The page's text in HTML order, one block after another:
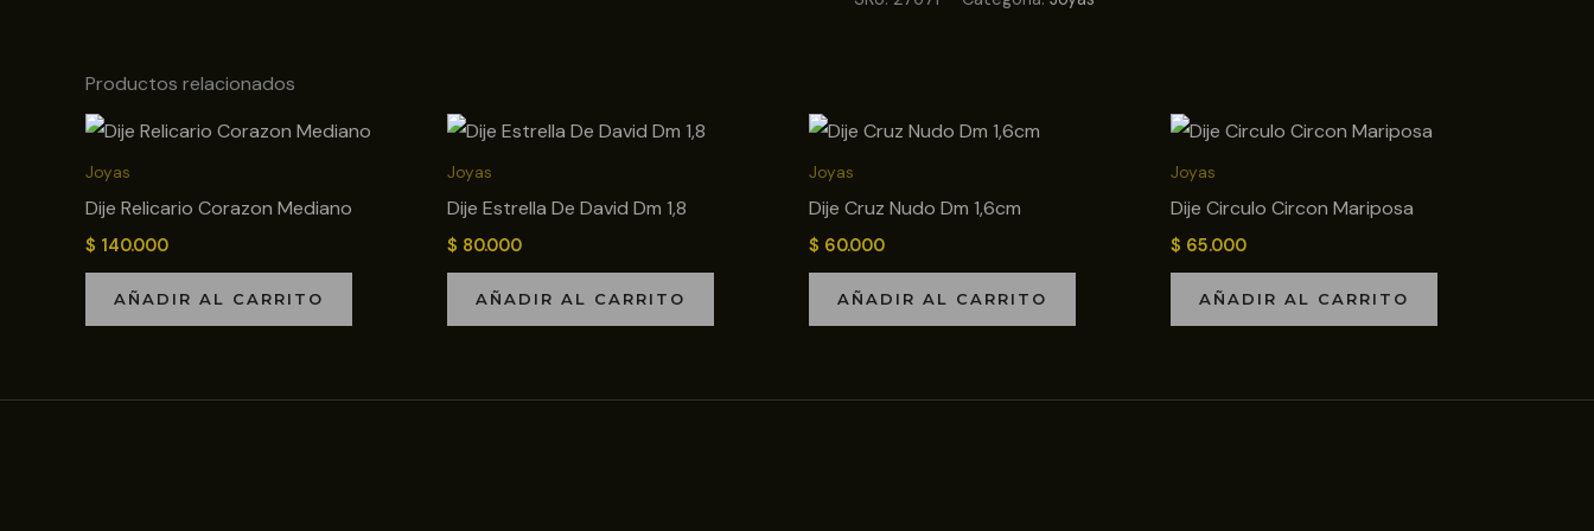
Productos relacionados
Joyas
Dije Relicario Corazon Mediano
$ 140.000
AÑADIR AL CARRITO
Joyas
Dije Estrella De David Dm 1,8
$ 80.000
AÑADIR AL CARRITO
Joyas
Dije Cruz Nudo Dm 1,6cm
$ 60.000
AÑADIR AL CARRITO
Joyas
Dije Circulo Circon Mariposa
$ 65.000
AÑADIR AL CARRITO